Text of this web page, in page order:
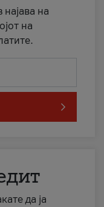
најава на
на
да ја